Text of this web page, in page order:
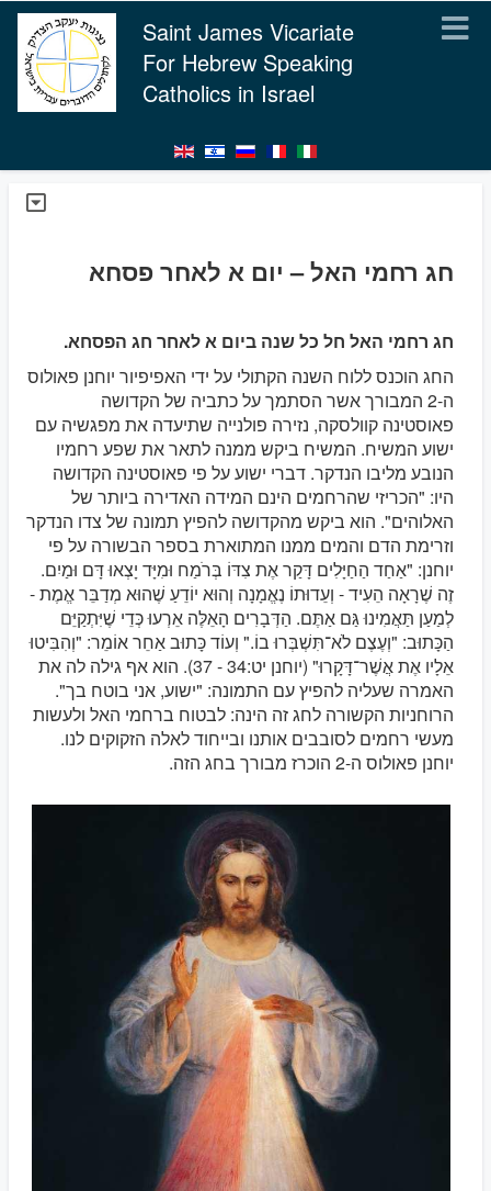
Saint James Vicariate
For Hebrew Speaking
Catholics in Israel
חג רחמי האל – יום א לאחר פסחא
חג רחמי האל חל כל שנה ביום א לאחר חג הפסחא.
החג הוכנס ללוח השנה הקתולי על ידי האפיפיור יוחנן פאולוס
ה-2 המבורך אשר הסתמך על כתביה של הקדושה
פאוסטינה קוולסקה, נזירה פולנייה שתיעדה את מפגשיה עם
ישוע המשיח. המשיח ביקש ממנה לתאר את שפע רחמיו
הנובע מליבו הנדקר. דברי ישוע על פי פאוסטינה הקדושה
היו: "הכריזי שהרחמים הינם המידה האדירה ביותר של
האלוהים". הוא ביקש מהקדושה להפיץ תמונה של צדו הנדקר
וזרימת הדם והמים ממנו המתוארת בספר הבשורה על פי
יוחנן: "אַחַד הַחַיָּלִים דָּקַר אֶת צִדּוֹ בְּרֹמַח וּמִיָּד יָצְאוּ דָּם וּמַיִם.
זֶה שֶׁרָאָה הֵעִיד - וְעֵדוּתוֹ נֶאֱמָנָה וְהוּא יוֹדֵעַ שֶׁהוּא מְדַבֵּר אֱמֶת -
לְמַעַן תַּאֲמִינוּ גַּם אַתֶּם. הַדְּבָרִים הָאֵלֶּה אֵרְעוּ כְּדֵי שֶׁיִּתְקַיֵּם
הַכָּתוּב: "וְעֶצֶם לֹא־תִּשְׁבְּרוּ בוֹ." וְעוֹד כָּתוּב אַחֵר אוֹמֵר: "וְהִבִּיטוּ
אֵלָיו אֶת אֲשֶׁר־דָּקָרוּ" (יוחנן יט:34 - 37). הוא אף גילה לה את
האמרה שעליה להפיץ עם התמונה: "ישוע, אני בוטח בך".
הרוחניות הקשורה לחג זה הינה: לבטוח ברחמי האל ולעשות
מעשי רחמים לסובבים אותנו ובייחוד לאלה הזקוקים לנו.
יוחנן פאולוס ה-2 הוכרז מבורך בחג הזה.